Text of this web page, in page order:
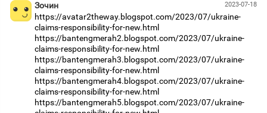
2023-07-18
Зочин
https://avatar2theway.blogspot.com/2023/07/ukraine-
claims-responsibility-for-new.html
https://bantengmerah2.blogspot.com/2023/07/ukraine-
claims-responsibility-for-new.html
https://bantengmerah3.blogspot.com/2023/07/ukraine-
claims-responsibility-for-new.html
https://bantengmerah4.blogspot.com/2023/07/ukraine-
claims-responsibility-for-new.html
https://bantengmerah5.blogspot.com/2023/07/ukraine-